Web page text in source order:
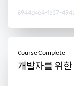
6944d4e4-fa57-
Course Complete
개발자를 위